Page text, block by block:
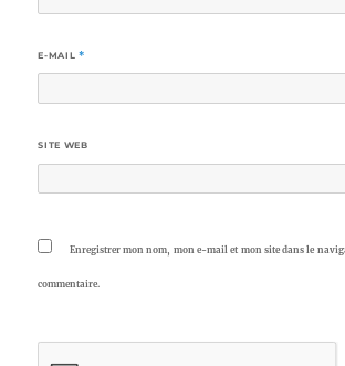
E-MAIL *
SITE WEB
Enregistrer mon nom, mon e-mail et mon site dans le
commentaire.